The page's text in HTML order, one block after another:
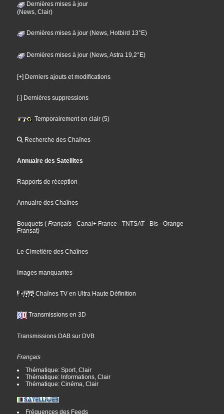
Dernières mises à jour
(News, Clair)
Dernières mises à jour (News, Hotbird 13°E)
Dernières mises à jour (News, Astra 19,2°E)
[+] Derniers ajouts et modifications
[-] Dernières suppressions
Temporairement en clair (5)
Recherche des Chaînes
Annuaire des Satellites
Rapports de réception
Annuaire des Chaînes
Bouquets ( Français - Canal+ France - TNTSAT - Bis - Orange -
Fransat)
Le Cimetière des Chaînes
Images manquantes
Chaînes TV en Ultra Haute Définition
Transmissions en 3D
Transmissions DAB sur DVB
Français
Thématique: Sport, Clair
Thématique: Informations, Clair
Thématique: Cinéma, Clair
Fréquences des Feeds